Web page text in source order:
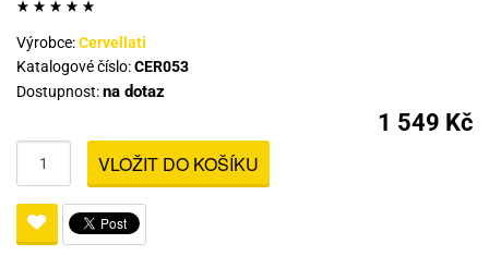
Výrobce:Cervellati
Katalogové číslo:CER053
Dostupnost:na dotaz
1 549 Kč
VLOŽIT DO KOŠÍKU